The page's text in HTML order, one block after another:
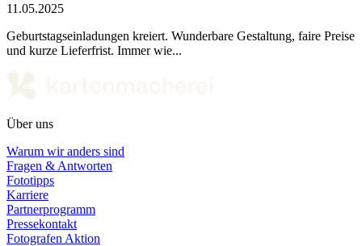
11.05.2025
Geburtstagseinladungen kreiert. Wunderbare Gestaltung, faire Preise
und kurze Lieferfrist. Immer wie...
Über uns
Warum wir anders sind
Fragen & Antworten
Fototipps
Karriere
Partnerprogramm
Pressekontakt
Fotografen Aktion